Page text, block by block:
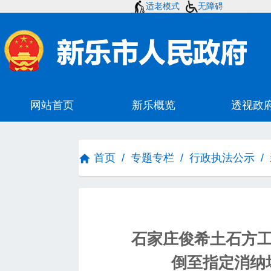
适老模式 无障碍
首页 / 专题专栏 / 行政执法公示 /
石家庄俊希土石方
倒至指定消纳